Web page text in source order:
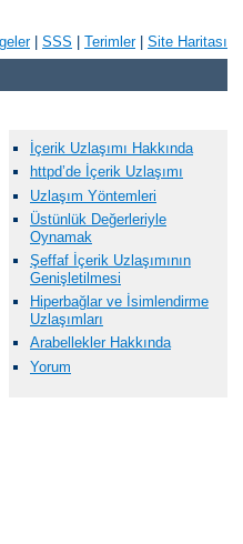
| SSS Terimler| Site Haritası
İçerik Uzlaşımı Hakkında
httpd’de İçerik Uzlaşımı
Uzlaşım Yöntemleri
Üstünlük Değerleriyle
Oynamak
Şeffaf İçerik Uzlaşımının
Genişletilmesi
Hiperbağlar ve İsimlendirme
Uzlaşımları
Arabellekler Hakkında
Yorum